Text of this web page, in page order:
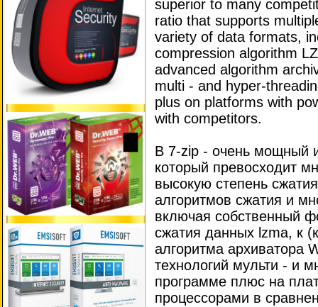
superior to many
ratio that supports
variety of data formats,
compression algorithm
advanced algorithm
multi - and hyper-
plus on platforms with
with competitors.
В 7-zip - очень мощный
который превосходит
высокую степень
алгоритмов сжатия и
включая собственный
сжатия данных lzma, к
алгоритма архиватора
технологий мульти - и
программе плюс на
процессорами в